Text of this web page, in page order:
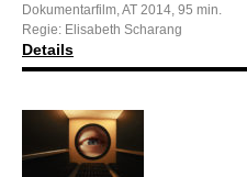
Dokumentarfilm, AT 2014, 95 min.
Regie: Elisabeth Scharang
Details